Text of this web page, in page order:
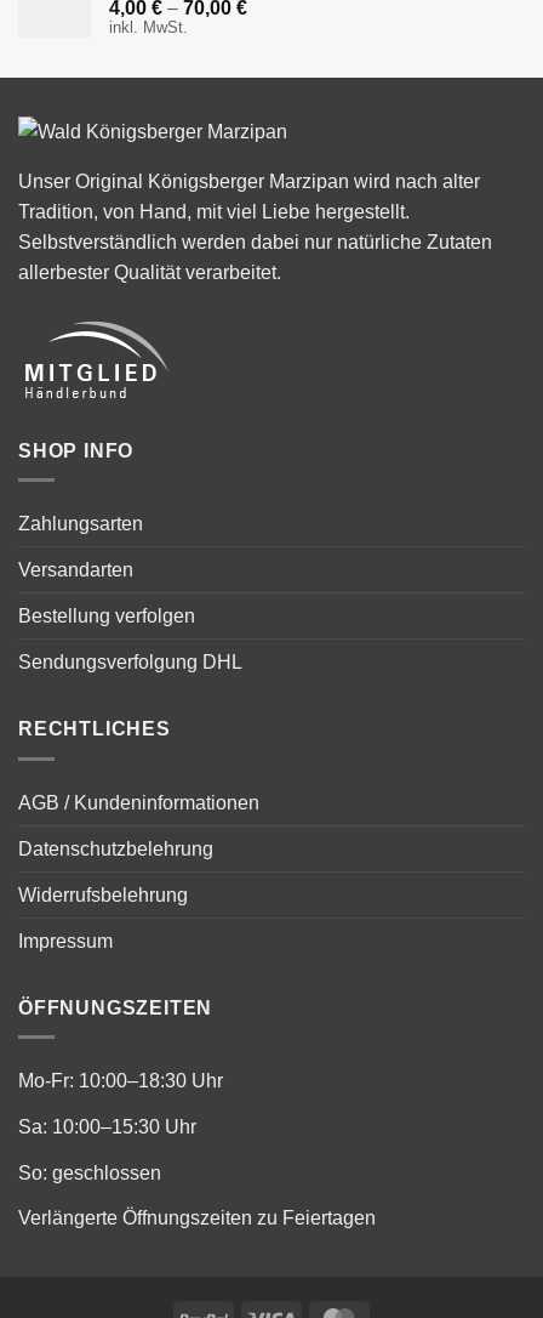
4,00 € – 70,00 €
inkl. MwSt.
Unser Original Königsberger Marzipan wird nach alter
Tradition, von Hand, mit viel Liebe hergestellt.
Selbstverständlich werden dabei nur natürliche Zutaten
allerbester Qualität verarbeitet.
SHOP INFO
Zahlungsarten
Versandarten
Bestellung verfolgen
Sendungsverfolgung DHL
RECHTLICHES
AGB / Kundeninformationen
Datenschutzbelehrung
Widerrufsbelehrung
Impressum
ÖFFNUNGSZEITEN
Mo-Fr: 10:00–18:30 Uhr
Sa: 10:00–15:30 Uhr
So: geschlossen
Verlängerte Öffnungszeiten zu Feiertagen